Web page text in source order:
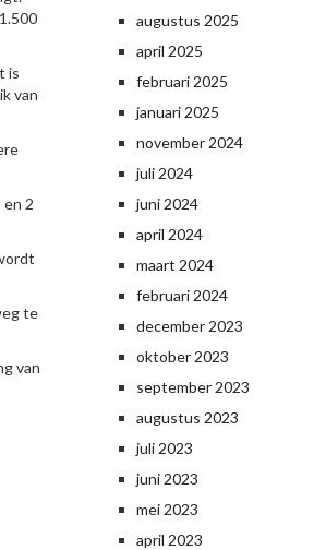
is
van
en 2
te
van
augustus 2025
april 2025
februari 2025
januari 2025
november 2024
juli 2024
juni 2024
april 2024
maart 2024
februari 2024
december 2023
oktober 2023
september 2023
augustus 2023
juli 2023
juni 2023
mei 2023
april 2023